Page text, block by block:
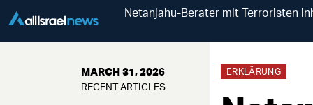
Netanjahu-Berater mit Terroristen
MARCH 31, 2026
RECENT ARTICLES
ERKLÄRUNG